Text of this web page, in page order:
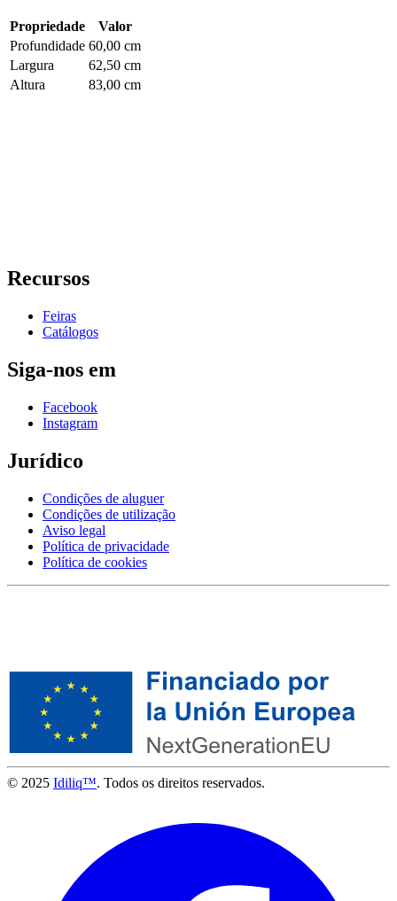
Propriedade
Valor
Profundidade 60,00 cm
Largura
62,50 cm
Altura
83,00 cm
Recursos
Feiras
Catálogos
Siga-nos em
Facebook
Instagram
Jurídico
Condições de aluguer
Condições de utilização
Aviso legal
Política de privacidade
Política de cookies
© 2025 Idiliq™. Todos os direitos reservados.